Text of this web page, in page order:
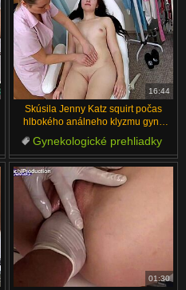
16:44
Skúsila Jenny Katz squirt počas
hlbokého análneho klyzmu gyno
prehliadky prstenia?
Gynekologické prehliadky
Prstovanie
Anál
Sestričky
Klystírové
01:30